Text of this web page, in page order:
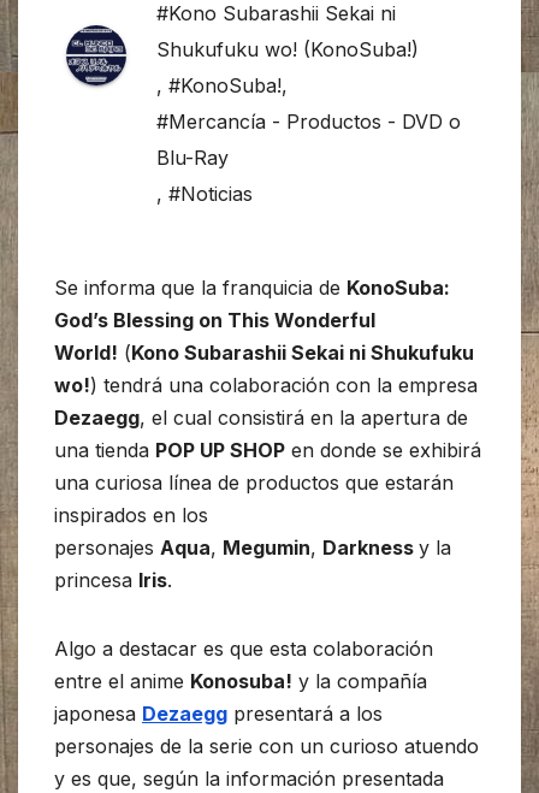
#Kono Subarashii Sekai ni
Shukufuku wo! (KonoSuba!)
, #KonoSuba!,
#Mercancía - Productos - DVD o
Blu-Ray
, #Noticias
Se informa que la franquicia de KonoSuba:
God’s Blessing on This Wonderful
World! (Kono Subarashii Sekai ni Shukufuku
wo!) tendrá una colaboración con la empresa
Dezaegg, el cual consistirá en la apertura de
una tienda POP UP SHOP en donde se exhibirá
una curiosa línea de productos que estarán
inspirados en los
personajes Aqua, Megumin, Darkness y la
princesa Iris.
Algo a destacar es que esta colaboración
entre el anime Konosuba! y la compañía
japonesa Dezaegg presentará a los
personajes de la serie con un curioso atuendo
y es que, según la información presentada